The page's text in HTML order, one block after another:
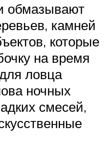
обмазывают
камней
которые
на время
ловца
ночных
смесей,